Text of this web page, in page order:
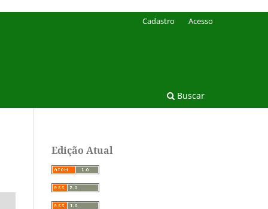
Buscar
Cadastro Acesso
Edição Atual